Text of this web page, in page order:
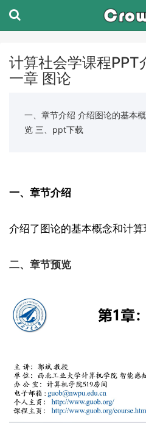
计算社会学课程
一章 图论
一、章节介绍 介绍图论的基本
览 三、ppt下载
一、章节介绍
介绍了图论的基本概念和计算
二、章节预览